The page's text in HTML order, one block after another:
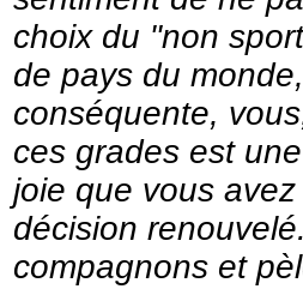
choix du "non
de pays du
conséquente,
ces grades est
joie que vous
décision
compagnons et